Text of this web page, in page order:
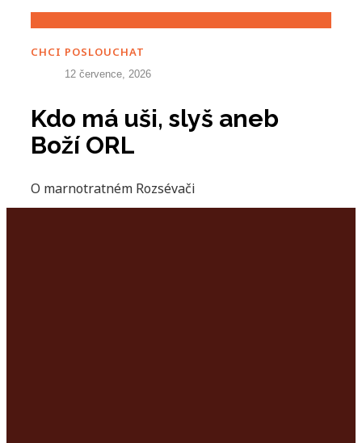
CHCI POSLOUCHAT
12 července, 2026
Kdo má uši, slyš aneb
Boží ORL
O marnotratném Rozsévači